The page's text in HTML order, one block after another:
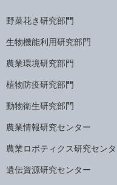
野菜花き研究部門
生物機能利用研究部門
農業環境研究部門
植物防疫研究部門
動物衛生研究部門
農業情報研究センター
農業ロボティクス研究セン
遺伝資源研究センター